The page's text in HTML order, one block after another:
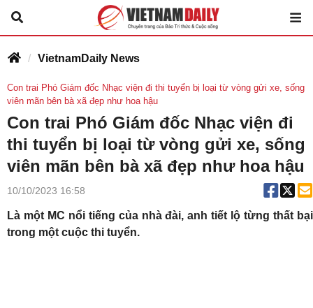
VietnamDaily News
Con trai Phó Giám đốc Nhạc viện đi thi tuyển bị loại từ vòng gửi xe, sống
viên mãn bên bà xã đẹp như hoa hậu
Con trai Phó Giám đốc Nhạc viện đi
thi tuyển bị loại từ vòng gửi xe, sống
viên mãn bên bà xã đẹp như hoa hậu
10/10/2023 16:58
Là một MC nổi tiếng của nhà đài, anh tiết lộ từng thất bại
trong một cuộc thi tuyển.